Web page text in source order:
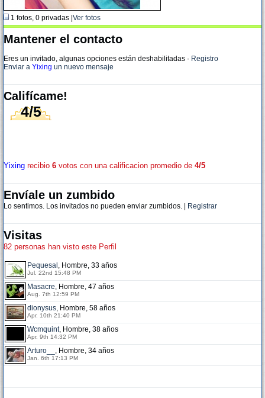
1 fotos, 0 privadas | Ver fotos
Mantener el contacto
Eres un invitado, algunas opciones están deshabilitadas · Registro
Enviar a Yixing un nuevo mensaje
Califícame!
4/5
Yixing recibio 6 votos con una calificacion promedio de 4/5
Envíale un zumbido
Lo sentimos. Los invitados no pueden enviar zumbidos. | Registrar
Visitas
82 personas han visto este Perfil
Pequesal , Hombre, 33 años
Jul. 22nd 15:48 PM
Masacre, Hombre, 47 años
Aug. 7th 12:59 PM
dionysus, Hombre, 58 años
Apr. 10th 21:40 PM
Wcmquint, Hombre, 38 años
Apr. 9th 14:32 PM
Arturo__ , Hombre, 34 años
Jan. 6th 17:13 PM